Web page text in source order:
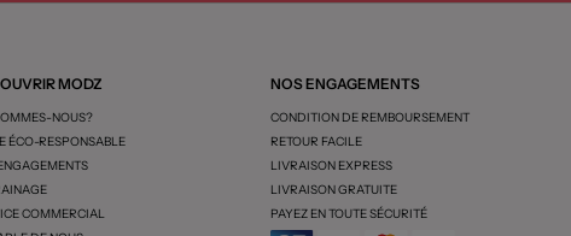
MODZ
NOUS?
ÉCO-RESPONSABLE
COMMERCIAL
NOS ENGAGEMENTS
CONDITION DE REMBOURSEMENT
RETOUR FACILE
LIVRAISON EXPRESS
LIVRAISON GRATUITE
PAYEZ EN TOUTE SÉCURITÉ